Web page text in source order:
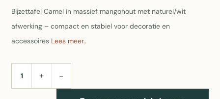
Bijzettafel Camel in massief mangohout met naturel/wit
afwerking – compact en stabiel voor decoratie en
accessoires Lees meer..
AANTAL+ −